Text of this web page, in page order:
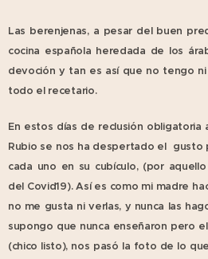
Las berenjenas, a pesar del buen
cocina española heredada de los
devoción y tan es así que no tengo
todo el recetario.
En estos días de reclusión obligatoria
Rubio se nos ha despertado el gusto
cada uno en su cubículo, (por
del Covid19). Así es como mi madre
no me gusta ni verlas, y nunca las
supongo que nunca enseñaron pero
(chico listo), nos pasó la foto de lo